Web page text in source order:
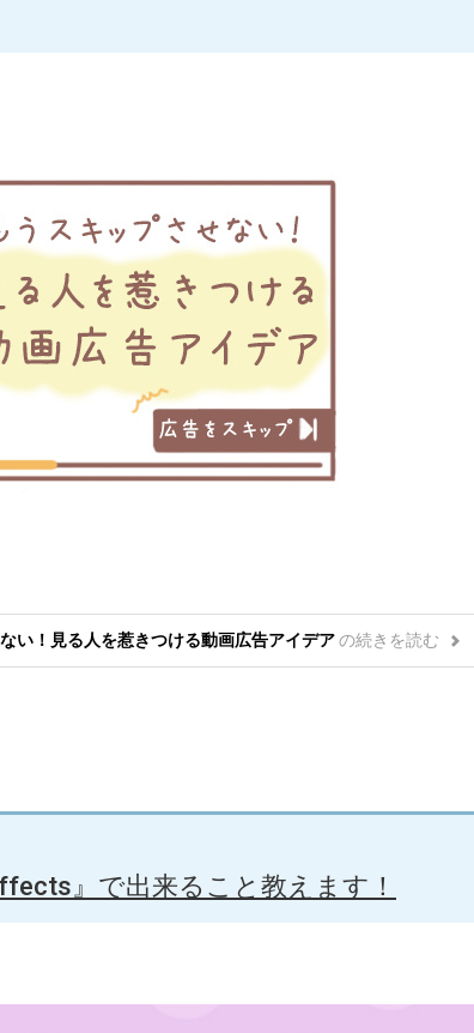
い！見る人を惹きつける動画広告アイデアの続きを読む
』で出来ること教えます！